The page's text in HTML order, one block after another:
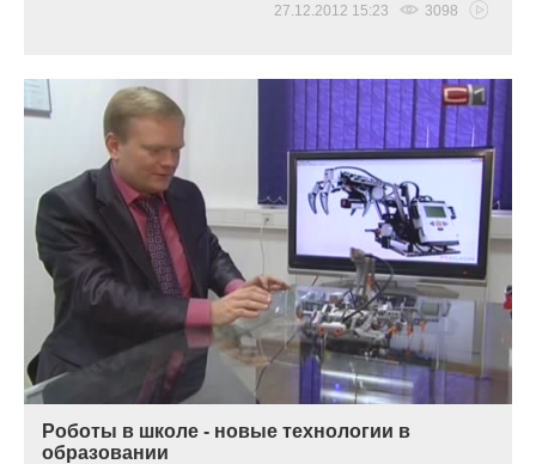
27.12.2012 15:23 3098
Роботы в школе - новые технологии в
образовании